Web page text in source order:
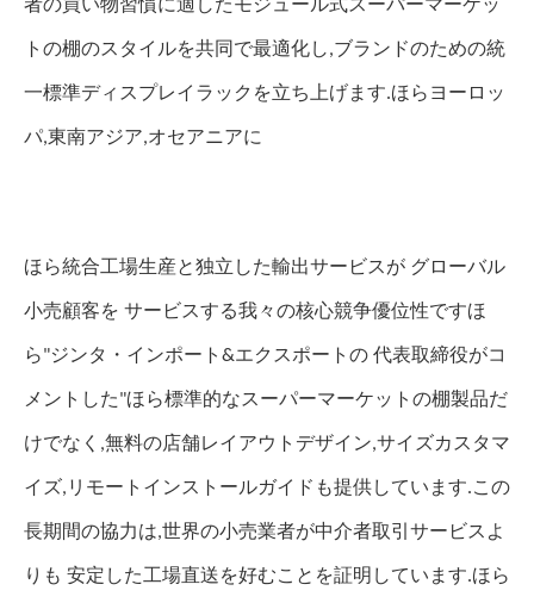
者の買い物習慣に適したモジュール式スーパーマーケッ
トの棚のスタイルを共同で最適化し,ブランドのための統
一標準ディスプレイラックを立ち上げます.ほら ヨーロッ
パ,東南アジア,オセアニアに
ほら統合工場生産と独立した輸出サービスが グローバル
小売顧客を サービスする我々の核心競争優位性ですほ
ら"ジンタ・インポート&エクスポートの 代表取締役がコ
メントした"ほら標準的なスーパーマーケットの棚製品だ
けでなく,無料の店舗レイアウトデザイン,サイズカスタマ
イズ,リモートインストールガイドも提供しています.この
長期間の協力は,世界の小売業者が中介者取引サービスよ
りも 安定した工場直送を好むことを証明しています.ほら